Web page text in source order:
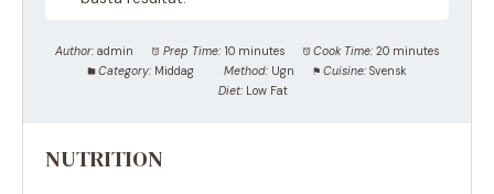
Author: admin Prep Time: 10 minutes Cook Time: 20 minutes
Category: Middag Method: Ugn Cuisine: Svensk
Diet: Low Fat
NUTRITION